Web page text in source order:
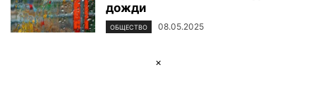
дожди
ОБЩЕСТВО 08.05.2025
×